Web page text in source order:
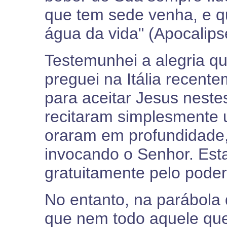
que tem sede venha, e
água da vida"
Testemunhei a alegria
preguei na Itália
para aceitar Jesus
recitaram simplesmente
oraram em
invocando o Senhor.
gratuitamente pelo
No entanto, na
que nem todo aquele